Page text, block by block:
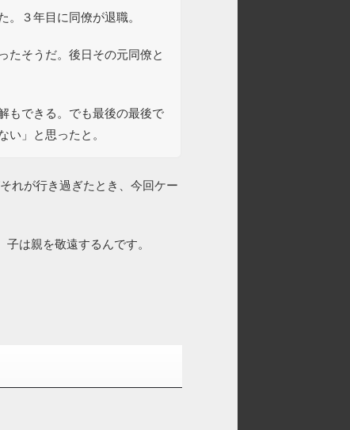
３年目に同僚が退職。
たそうだ。後日その元同僚と
もできる。でも最後の最後で
」と思ったと。
れが行き過ぎたとき、今回ケー
は親を敬遠するんです。